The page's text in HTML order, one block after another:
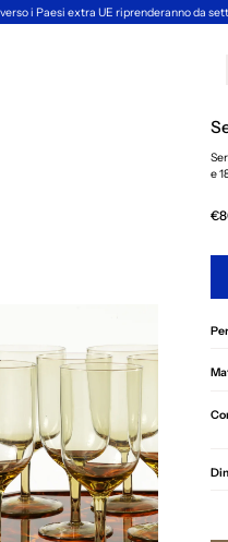
i Paesi extra UE riprenderanno da
e